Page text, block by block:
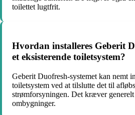
toilettet lugtfrit.
Hvordan installeres Geberit
et eksisterende toiletsystem?
Geberit Duofresh-systemet kan nemt
toiletsystem ved at tilslutte det til
strømforsyningen. Det kræver
ombygninger.